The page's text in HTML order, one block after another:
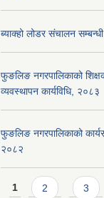
ब्याक्हो लोडर संचालन
फुङलिङ नगरपालिकाको
व्यवस्थापन कार्यविधि, २०८३
फुङलिङ नगरपालिकाको
२०८२
Pages
1 2 3